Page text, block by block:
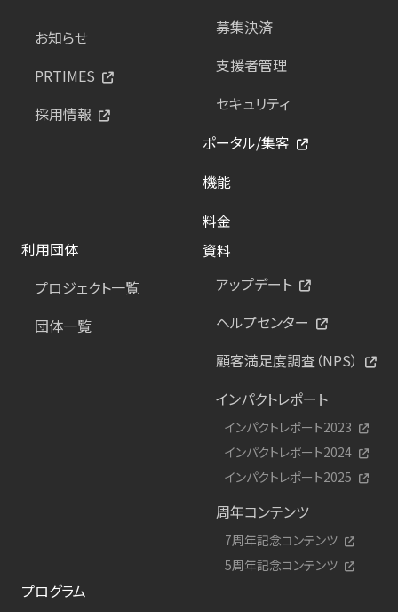
お知らせ
PRTIMES
採用情報
募集決済
支援者管理
セキュリティ
ポータル/集客
機能
料金
利用団体
プロジェクト一覧
団体一覧
資料
アップデート
ヘルプセンター
顧客満足度調査（NPS）
インパクトレポート
インパクトレポート2023
インパクトレポート2024
インパクトレポート2025
周年コンテンツ
7周年記念コンテンツ
5周年記念コンテンツ
プログラム